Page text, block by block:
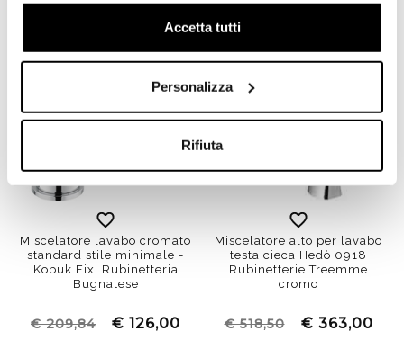
Accetta tutti
Personalizza
Rifiuta
Miscelatore lavabo cromato
standard stile minimale -
Kobuk Fix, Rubinetteria
Bugnatese
€ 209,84 € 126,00
Miscelatore alto per lavabo
testa cieca Hedò 0918
Rubinetterie Treemme
cromo
€ 518,50 € 363,00